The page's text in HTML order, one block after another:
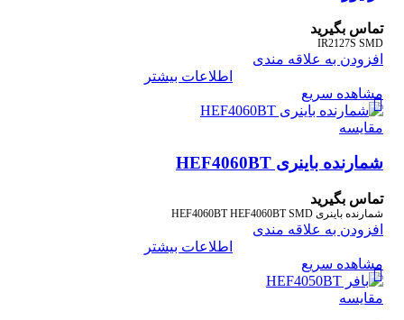
تماس بگیرید
IR2127S SMD
افزودن به علاقه مندی
اطلاعات بیشتر
مشاهده سریع
مقایسه
شمارنده باینری HEF4060BT
تماس بگیرید
شمارنده باینری HEF4060BT HEF4060BT SMD
افزودن به علاقه مندی
اطلاعات بیشتر
مشاهده سریع
مقایسه